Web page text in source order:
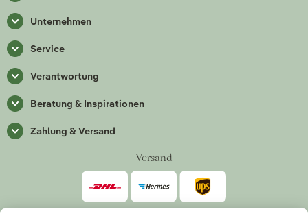
Unternehmen
Service
Verantwortung
Beratung & Inspirationen
Zahlung & Versand
Versand